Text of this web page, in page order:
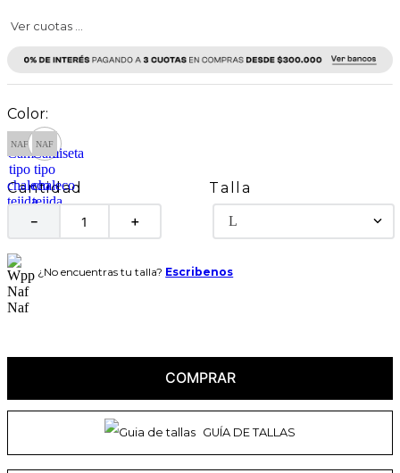
Ver cuotas ...
Cantidad
＋
－
Talla
L
¿No encuentras tu talla? Escribenos
COMPRAR
GUÍA DE TALLAS